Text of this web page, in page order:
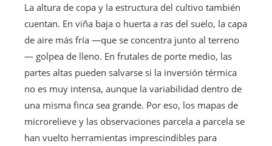
La altura de copa y la estructura del cultivo también
cuentan. En viña baja o huerta a ras del suelo, la capa
de aire más fría —que se concentra junto al terreno
— golpea de lleno. En frutales de porte medio, las
partes altas pueden salvarse si la inversión térmica
no es muy intensa, aunque la variabilidad dentro de
una misma finca sea grande. Por eso, los mapas de
microrelieve y las observaciones parcela a parcela se
han vuelto herramientas imprescindibles para